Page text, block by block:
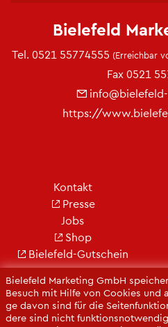
Bie­le­feld Mar­ke­ting GmbH
Be­such mit Hilfe von Coo­kies und
ge davon sind für die
de­re sind nicht
Bie­le­feld
Tel. 0521 55774555 (Er­reich­bar
Fax 0521
https://​
Kon­takt
Pres­se
Jobs
Shop
Bie­le­feld-Gut­schein